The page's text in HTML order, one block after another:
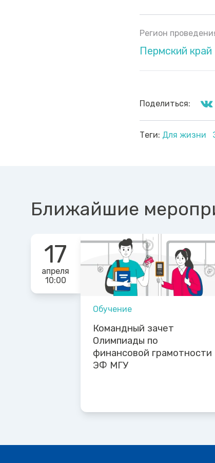
Регион
Пермский край
Поделиться:
Теги: Для жизни
Ближайшие
17
апреля
10:00
Обучение
Командный зачет
Олимпиады по
финансовой грамотности
ЭФ МГУ